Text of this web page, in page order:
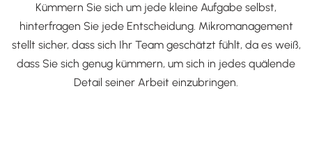
Kümmern Sie sich um jede kleine Aufgabe selbst,
hinterfragen Sie jede Entscheidung. Mikromanagement
stellt sicher, dass sich Ihr Team geschätzt fühlt, da es weiß,
dass Sie sich genug kümmern, um sich in jedes quälende
Detail seiner Arbeit einzubringen.